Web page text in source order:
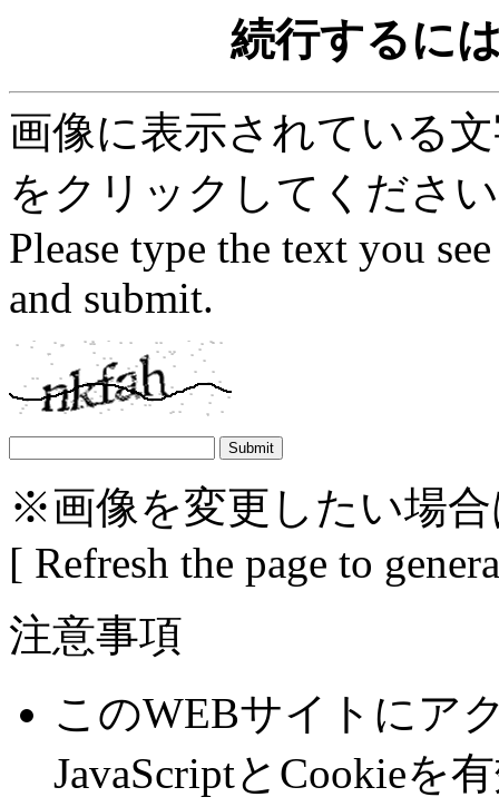
続行するに
画像に表示されている
をクリックしてくださ
Please type the text you
and submit.
※画像を変更したい場
[ Refresh the page to
注意事項
このWEBサイトにア
JavaScriptとCookieを